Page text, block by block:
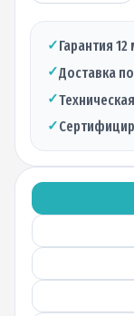
FBT
стальная
трубка,
1310/1490/1550
нм,
9/125
0,9
мм
не
оконцованный
✓Гарантия
✓Доставка
✓
✓